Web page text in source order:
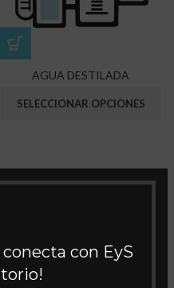
conecta con EyS
AGUA DESTILADA
SELECCIONAR OPCIONES